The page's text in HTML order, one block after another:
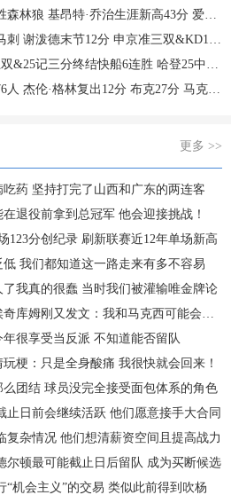
基昂特·乔治生涯新高43分 爱德华兹38+8
德末节12分 申京准三双&KD18+7 文班21中5
三分终结快船6连胜 哈登25中9 科林斯23分
伦·格林复出12分 布克27分 马克西25中7
更多 >>
药 坚持打完了山西和广东的两连客
退役前拿到总冠军 他会迎接挑战！
123分创纪录 刷新联赛近12年单场新高
我们都知道这一路走来有多不容易
我真的很蠢 当时我们被灌输唯金牌论
姆刚又发文：我和马克西可能会参加
很享受当反派 不知道能否留队
梗：只是全身酸痛 我很快就会回来！
团结 球员没完全接受面包体系的角色
止日前会继续活跃 他们愿意接手大合同
复杂情况 他们想清薪资空间且提高战力
尔顿最可能截止日后留队 成为买断候选
机会主义”的交易 类似此前得到吹杨